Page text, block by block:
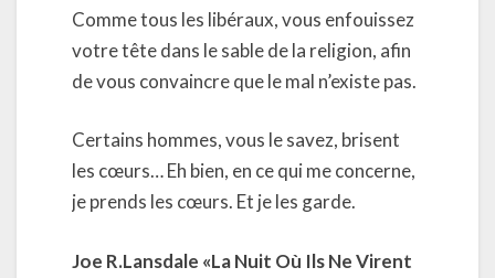
Comme tous les libéraux, vous enfouissez
votre tête dans le sable de la religion, afin
de vous convaincre que le mal n’existe pas.
Certains hommes, vous le savez, brisent
les cœurs… Eh bien, en ce qui me concerne,
je prends les cœurs. Et je les garde.
Joe R.Lansdale «La Nuit Où Ils Ne Virent